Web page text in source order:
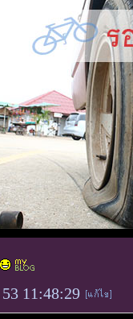
11:48:29